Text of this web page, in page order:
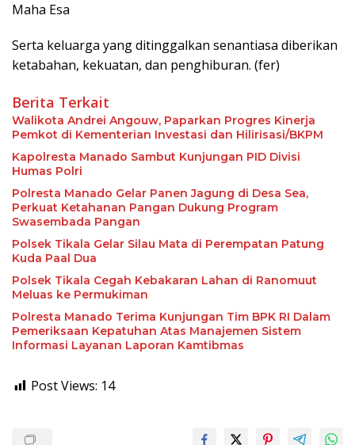
Maha Esa
Serta keluarga yang ditinggalkan senantiasa diberikan
ketabahan, kekuatan, dan penghiburan. (fer)
Berita Terkait
Walikota Andrei Angouw, Paparkan Progres Kinerja
Pemkot di Kementerian Investasi dan Hilirisasi/BKPM
Kapolresta Manado Sambut Kunjungan PID Divisi
Humas Polri
Polresta Manado Gelar Panen Jagung di Desa Sea,
Perkuat Ketahanan Pangan Dukung Program
Swasembada Pangan
Polsek Tikala Gelar Silau Mata di Perempatan Patung
Kuda Paal Dua
Polsek Tikala Cegah Kebakaran Lahan di Ranomuut
Meluas ke Permukiman
Polresta Manado Terima Kunjungan Tim BPK RI Dalam
Pemeriksaan Kepatuhan Atas Manajemen Sistem
Informasi Layanan Laporan Kamtibmas
Post Views: 14